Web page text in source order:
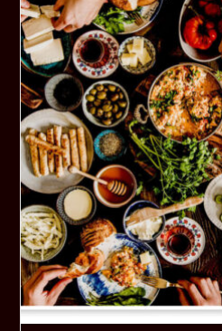
Lebensmittel
Essen
Um
Gesund
Zu
Bleiben.